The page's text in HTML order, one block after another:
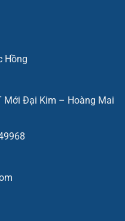
Hồng
Mới Đại Kim – Hoàng Mai